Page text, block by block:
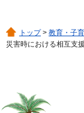
トップ> 教育・子
災害時における相互支